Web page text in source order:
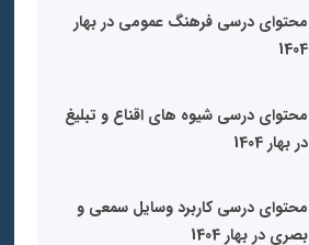
محتوای درسی فرهنگ عمومی در بهار
1404
محتوای درسی شیوه های اقناع و تبلیغ
در بهار 1404
محتوای درسی کاربرد وسایل سمعی و
بصری در بهار 1404